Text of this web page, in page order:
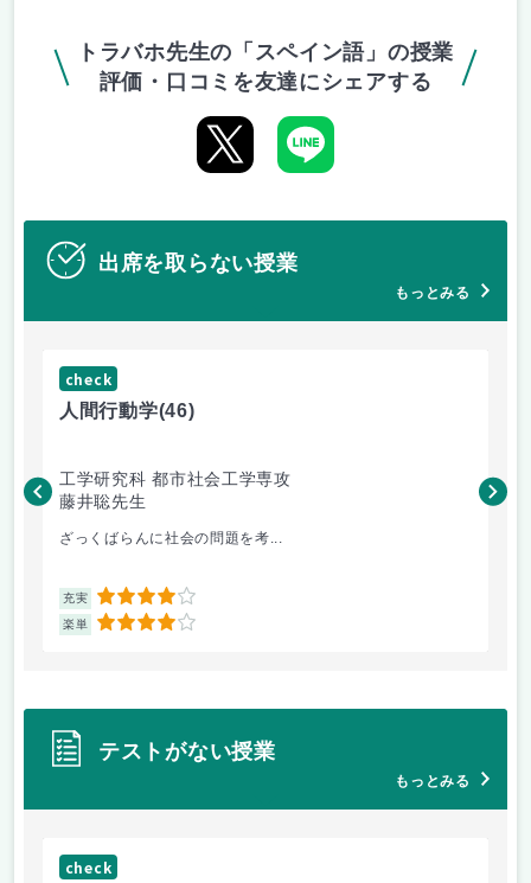
トラバホ先生の「スペイン語」の授業
評価・口コミを友達にシェアする
出席を取らない授業
もっとみる
check
人間行動学(46)
工学研究科 都市社会工学専攻
藤井聡先生
ざっくばらんに社会の問題を考...
充実 4
楽単 4
藤
テストがない授業
もっとみる
check